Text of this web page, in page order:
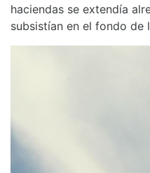
haciendas se extendía
subsistían en el fondo de